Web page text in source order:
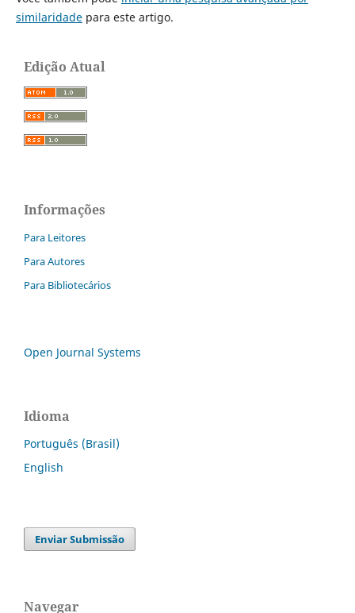
similaridadepara este artigo.
Edição Atual
Informações
Para Leitores
Para Autores
Para Bibliotecários
Open Journal Systems
Idioma
Português (Brasil)
English
Enviar Submissão
Navegar